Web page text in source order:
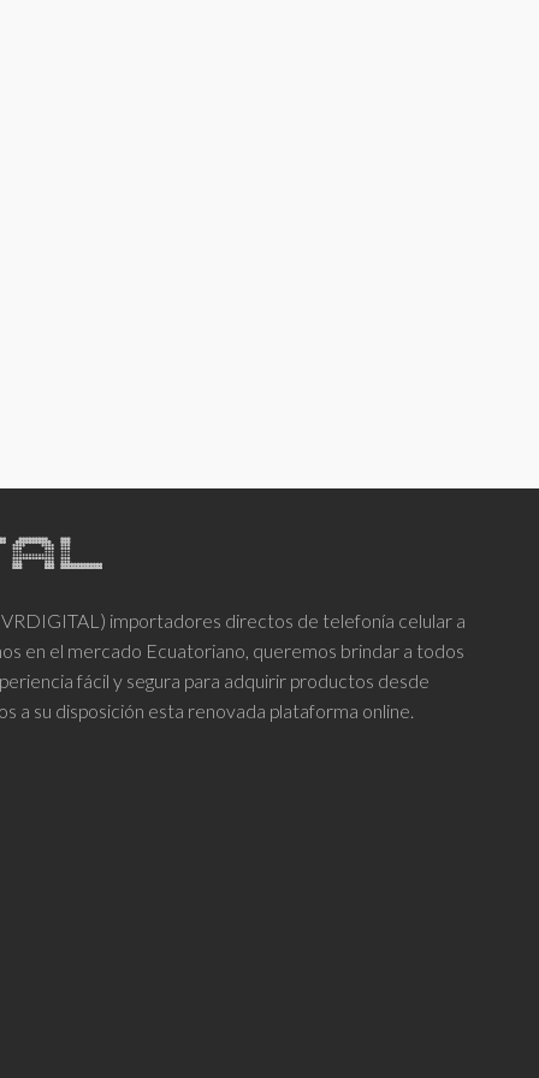
importadores directos de telefonía celular a
en el mercado Ecuatoriano, queremos brindar a todos
fácil y segura para adquirir productos desde
a su disposición esta renovada plataforma online.